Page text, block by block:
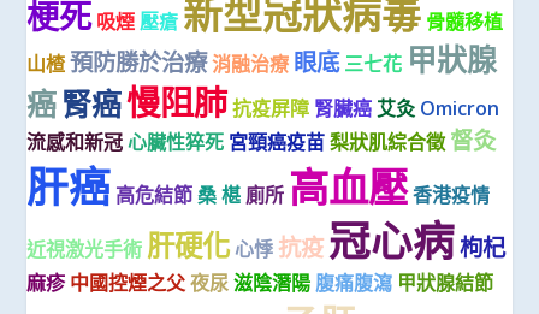
梗死 吸煙 壓瘡 新型冠狀病毒 骨髓移植
山楂 預防勝於治療消融治療 眼底 三七花 甲狀腺
癌腎癌慢阻肺抗疫屏障 腎臟癌 艾灸 Omicron
流感和新冠 心臟性猝死 宮頸癌疫苗 梨狀肌綜合徵 督灸
肝癌 高危結節 桑 椹 廁所 高血壓香港疫情
近視激光手術 肝硬化 心悸 抗疫冠心病枸杞
麻疹 中國控煙之父 夜尿 滋陰潛陽 腹痛腹瀉 甲狀腺結節